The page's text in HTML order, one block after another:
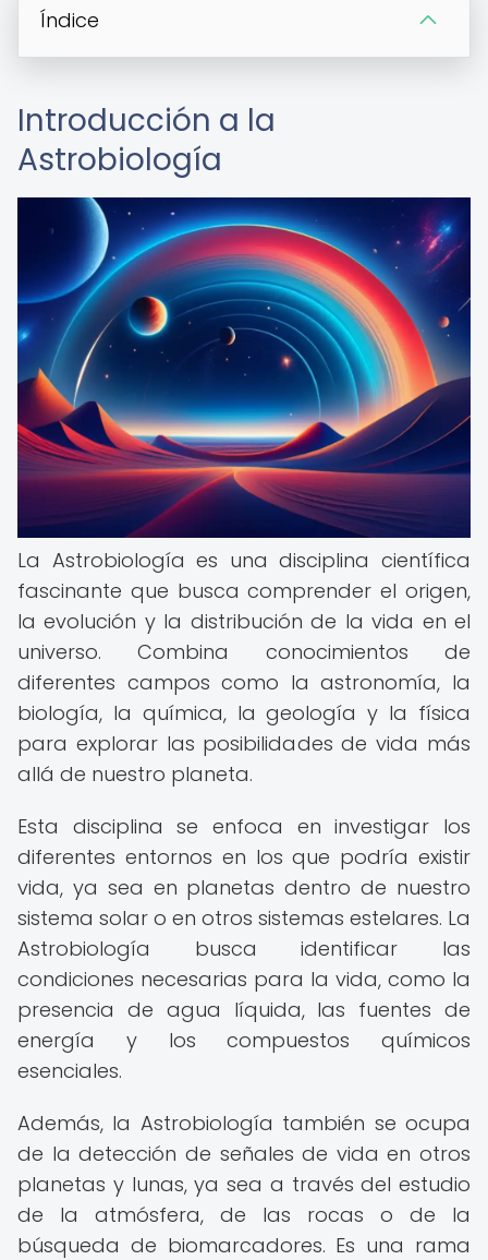
Índice
Introducción a la
Astrobiología
La Astrobiología es una disciplina científica
fascinante que busca comprender el origen,
la evolución y la distribución de la vida en el
universo. Combina conocimientos de
diferentes campos como la astronomía, la
biología, la química, la geología y la física
para explorar las posibilidades de vida más
allá de nuestro planeta.
Esta disciplina se enfoca en investigar los
diferentes entornos en los que podría existir
vida, ya sea en planetas dentro de nuestro
sistema solar o en otros sistemas estelares. La
Astrobiología busca identificar las
condiciones necesarias para la vida, como la
presencia de agua líquida, las fuentes de
energía y los compuestos químicos
esenciales.
Además, la Astrobiología también se ocupa
de la detección de señales de vida en otros
planetas y lunas, ya sea a través del estudio
de la atmósfera, de las rocas o de la
búsqueda de biomarcadores. Es una rama